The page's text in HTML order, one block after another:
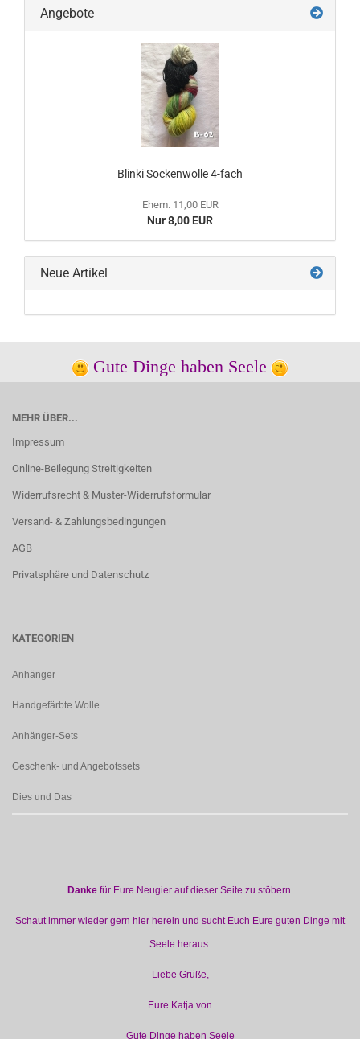
Angebote
Blinki Sockenwolle 4-fach
Ehem. 11,00 EUR
Nur 8,00 EUR
Neue Artikel
Gute Dinge haben Seele
MEHR ÜBER...
Impressum
Online-Beilegung Streitigkeiten
Widerrufsrecht & Muster-Widerrufsformular
Versand- & Zahlungsbedingungen
AGB
Privatsphäre und Datenschutz
KATEGORIEN
Anhänger
Handgefärbte Wolle
Anhänger-Sets
Geschenk- und Angebotssets
Dies und Das
Dankefür Eure Neugier auf dieser Seite zu stöbern.
Schaut immer wieder gern hier herein und sucht Euch Eure guten Dinge mit
Seele heraus.
Liebe Grüße,
Eure Katja von
Gute Dinge haben Seele